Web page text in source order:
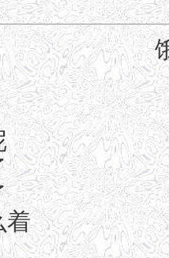
着